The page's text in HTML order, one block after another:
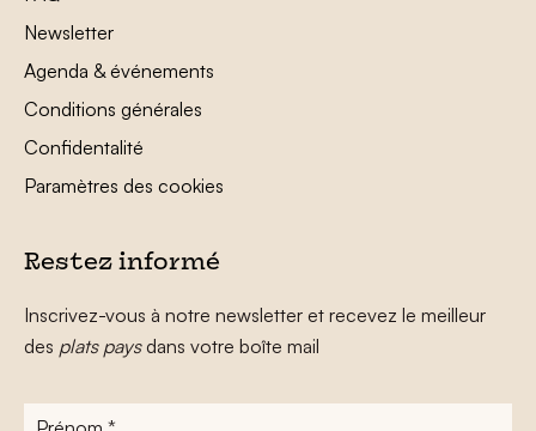
Newsletter
Agenda & événements
Conditions générales
Confidentalité
Paramètres des cookies
Restez informé
Inscrivez-vous à notre newsletter et recevez le meilleur
des plats paysdans votre boîte mail
Prénom